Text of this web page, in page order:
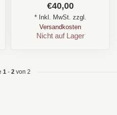
Erde, Nuss
Format: Toro/Lon...
€40,00
* Inkl. MwSt. zzgl.
Versandkosten
Nicht auf Lager
1 - 2 von 2